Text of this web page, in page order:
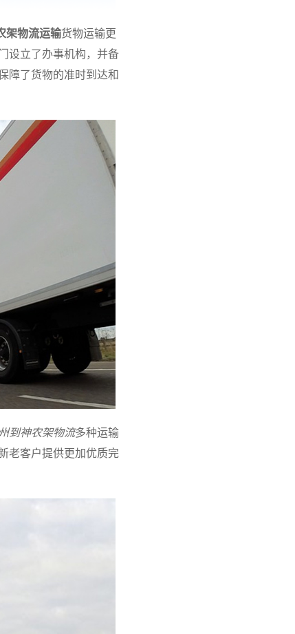
架物流运输货物运输更
设立了办事机构，并备
障了货物的准时到达和
到神农架物流多种运输
老客户提供更加优质完